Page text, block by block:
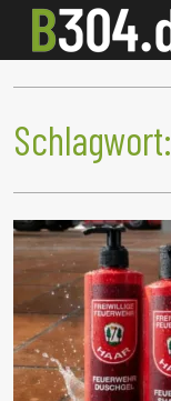
Schlagwort: